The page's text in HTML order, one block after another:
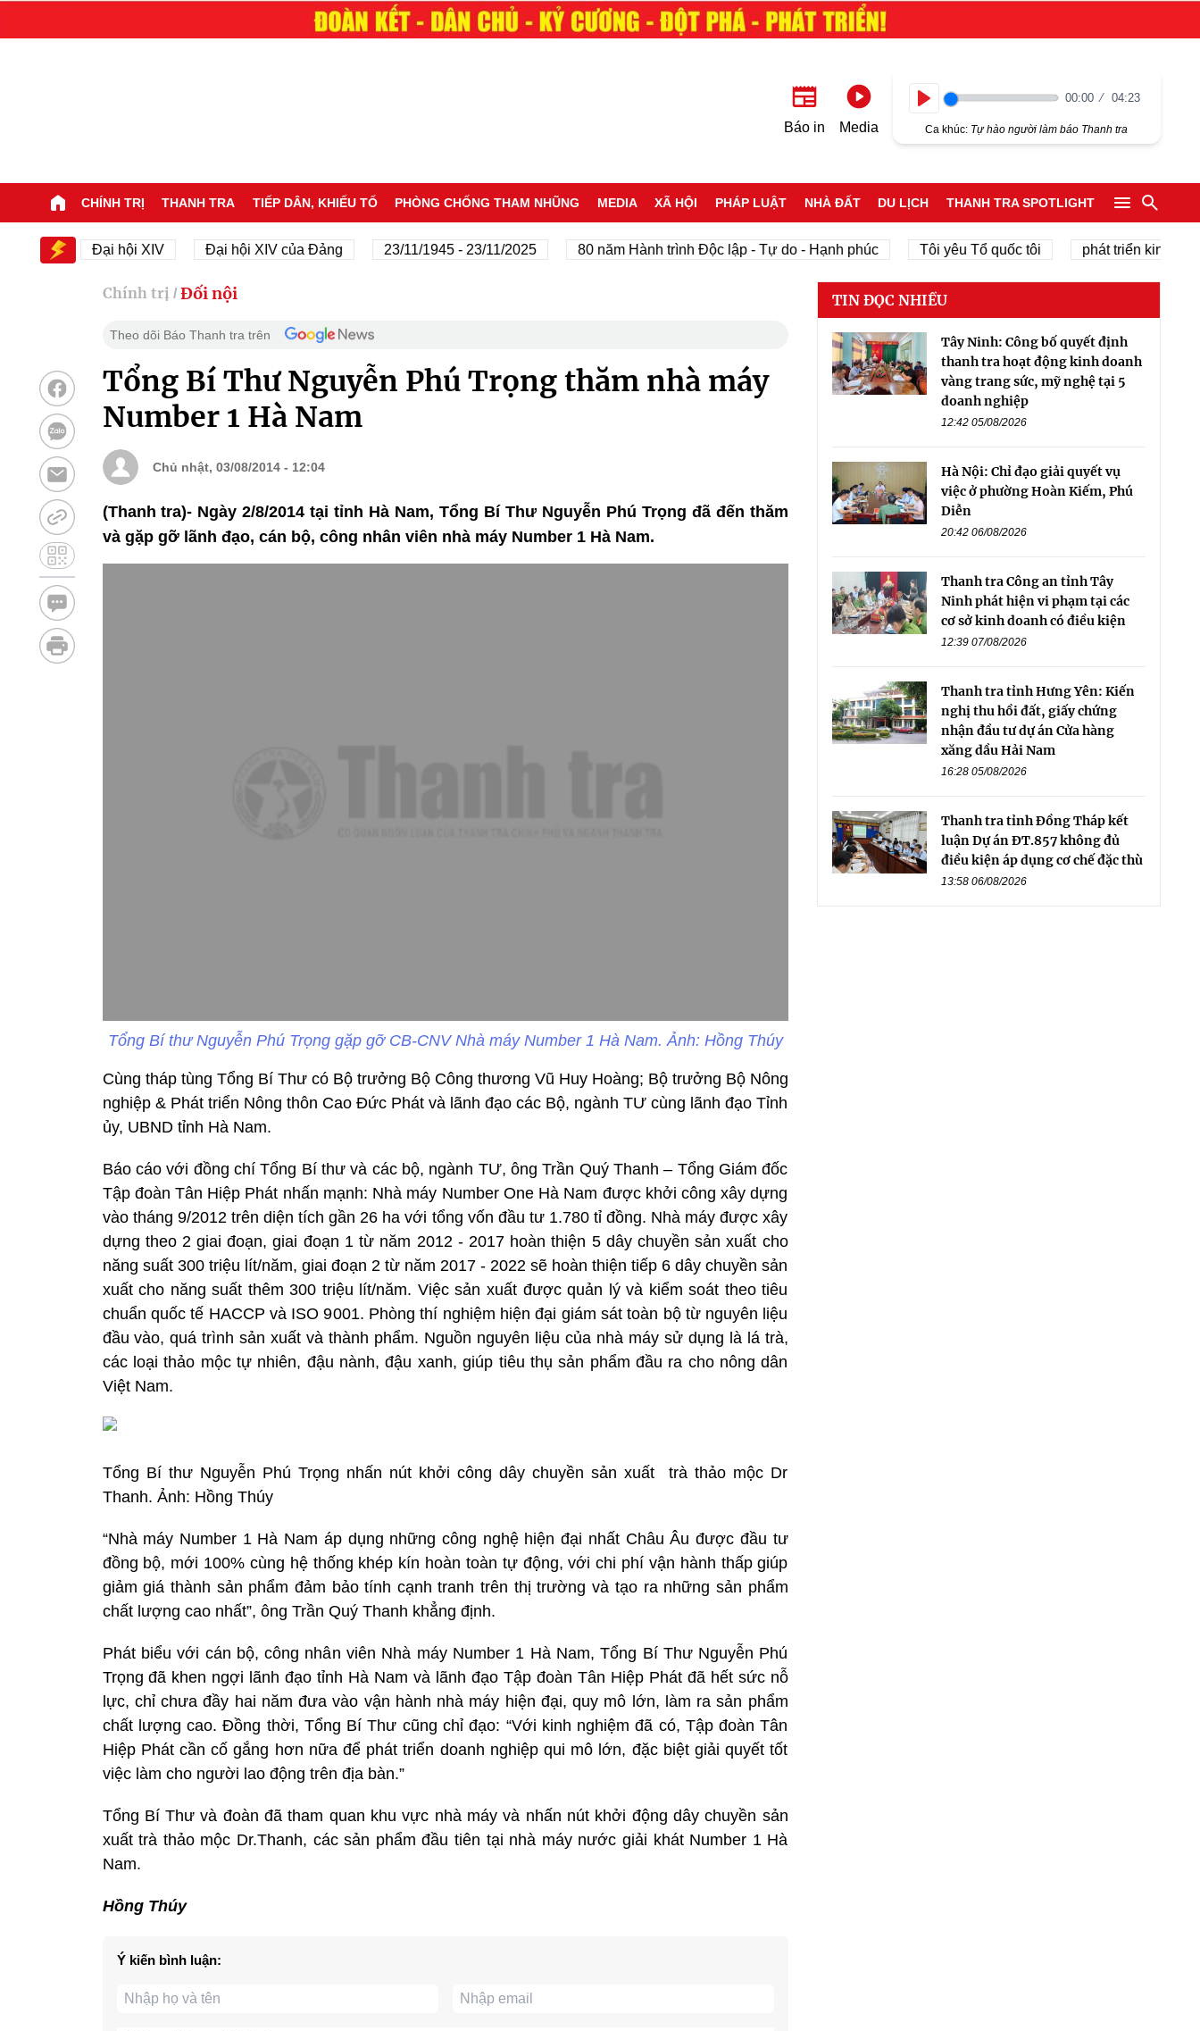
Báo in Media
00:00 04:23
Ca khúc: Tự hào người làm báo Thanh tra
CHÍNH TRỊ THANH TRA TIẾP DÂN, KHIẾU TỐ PHÒNG CHỐNG THAM NHŨNG MEDIA XÃ HỘI PHÁP LUẬT NHÀ ĐẤT DU LỊCH THANH TRA SPOTLIGHT
Đại hội XIV Đại hội XIV của Đảng 23/11/1945 - 23/11/2025 80 năm Hành trình Độc lập - Tự do - Hạnh phúc Tôi yêu Tổ quốc tôi phát triển kinh tế tư
Chính trị / Đối nội
Theo dõi Báo Thanh tra trên
Tổng Bí Thư Nguyễn Phú Trọng thăm nhà máy
Number 1 Hà Nam
Chủ nhật, 03/08/2014 - 12:04
(Thanh tra)- Ngày 2/8/2014 tại tỉnh Hà Nam, Tổng Bí Thư Nguyễn Phú Trọng đã đến thăm
và gặp gỡ lãnh đạo, cán bộ, công nhân viên nhà máy Number 1 Hà Nam.
Tổng Bí thư Nguyễn Phú Trọng gặp gỡ CB-CNV Nhà máy Number 1 Hà Nam. Ảnh: Hồng Thúy
Cùng tháp tùng Tổng Bí Thư có Bộ trưởng Bộ Công thương Vũ Huy Hoàng; Bộ trưởng Bộ Nông
nghiệp & Phát triển Nông thôn Cao Đức Phát và lãnh đạo các Bộ, ngành TƯ cùng lãnh đạo Tỉnh
ủy, UBND tỉnh Hà Nam.
Báo cáo với đồng chí Tổng Bí thư và các bộ, ngành TƯ, ông Trần Quý Thanh – Tổng Giám đốc
Tập đoàn Tân Hiệp Phát nhấn mạnh: Nhà máy Number One Hà Nam được khởi công xây dựng
vào tháng 9/2012 trên diện tích gần 26 ha với tổng vốn đầu tư 1.780 tỉ đồng. Nhà máy được xây
dựng theo 2 giai đoạn, giai đoạn 1 từ năm 2012 - 2017 hoàn thiện 5 dây chuyền sản xuất cho
năng suất 300 triệu lít/năm, giai đoạn 2 từ năm 2017 - 2022 sẽ hoàn thiện tiếp 6 dây chuyền sản
xuất cho năng suất thêm 300 triệu lít/năm. Việc sản xuất được quản lý và kiểm soát theo tiêu
chuẩn quốc tế HACCP và ISO 9001. Phòng thí nghiệm hiện đại giám sát toàn bộ từ nguyên liệu
đầu vào, quá trình sản xuất và thành phẩm. Nguồn nguyên liệu của nhà máy sử dụng là lá trà,
các loại thảo mộc tự nhiên, đậu nành, đậu xanh, giúp tiêu thụ sản phẩm đầu ra cho nông dân
Việt Nam.
Tổng Bí thư Nguyễn Phú Trọng nhấn nút khởi công dây chuyền sản xuất trà thảo mộc Dr
Thanh. Ảnh: Hồng Thúy
“Nhà máy Number 1 Hà Nam áp dụng những công nghệ hiện đại nhất Châu Âu được đầu tư
đồng bộ, mới 100% cùng hệ thống khép kín hoàn toàn tự động, với chi phí vận hành thấp giúp
giảm giá thành sản phẩm đảm bảo tính cạnh tranh trên thị trường và tạo ra những sản phẩm
chất lượng cao nhất”, ông Trần Quý Thanh khẳng định.
Phát biểu với cán bộ, công nhân viên Nhà máy Number 1 Hà Nam, Tổng Bí Thư Nguyễn Phú
Trọng đã khen ngợi lãnh đạo tỉnh Hà Nam và lãnh đạo Tập đoàn Tân Hiệp Phát đã hết sức nỗ
lực, chỉ chưa đầy hai năm đưa vào vận hành nhà máy hiện đại, quy mô lớn, làm ra sản phẩm
chất lượng cao. Đồng thời, Tổng Bí Thư cũng chỉ đạo: “Với kinh nghiệm đã có, Tập đoàn Tân
Hiệp Phát cần cố gắng hơn nữa để phát triển doanh nghiệp qui mô lớn, đặc biệt giải quyết tốt
việc làm cho người lao động trên địa bàn.”
Tổng Bí Thư và đoàn đã tham quan khu vực nhà máy và nhấn nút khởi động dây chuyền sản
xuất trà thảo mộc Dr.Thanh, các sản phẩm đầu tiên tại nhà máy nước giải khát Number 1 Hà
Nam.
Hồng Thúy
Ý kiến bình luận:
TIN ĐỌC NHIỀU
Tây Ninh: Công bố quyết định
thanh tra hoạt động kinh doanh
vàng trang sức, mỹ nghệ tại 5
doanh nghiệp
12:42 05/08/2026
Hà Nội: Chỉ đạo giải quyết vụ
việc ở phường Hoàn Kiếm, Phú
Diễn
20:42 06/08/2026
Thanh tra Công an tỉnh Tây
Ninh phát hiện vi phạm tại các
cơ sở kinh doanh có điều kiện
12:39 07/08/2026
Thanh tra tỉnh Hưng Yên: Kiến
nghị thu hồi đất, giấy chứng
nhận đầu tư dự án Cửa hàng
xăng dầu Hải Nam
16:28 05/08/2026
Thanh tra tỉnh Đồng Tháp kết
luận Dự án ĐT.857 không đủ
điều kiện áp dụng cơ chế đặc thù
13:58 06/08/2026